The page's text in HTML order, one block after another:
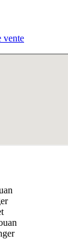
vente